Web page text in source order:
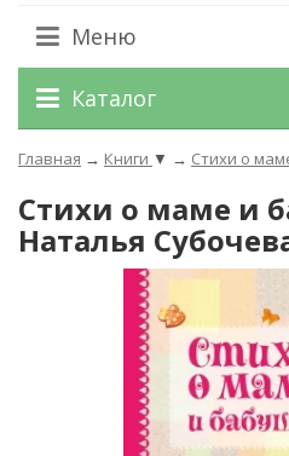
Меню
Каталог
Главная → Книги ▼ → Стихи о
Стихи о маме и
Наталья